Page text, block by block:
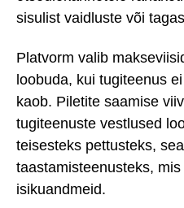
sisulist vaidluste või
Platvorm valib
loobuda, kui tugiteenus
kaob. Piletite saamise
tugiteenuste vestlused
teisesteks pettusteks,
taastamisteenusteks,
isikuandmeid.